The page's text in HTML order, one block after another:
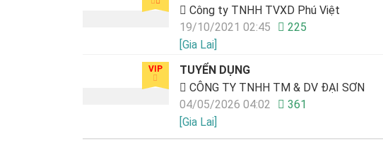
Công ty TNHH TVXD Phú Việt
19/10/2021 02:45
225
[Gia Lai]
VIP
TUYỂN DỤNG
CÔNG TY TNHH TM & DV ĐẠI SƠN
04/05/2026 04:02
361
[Gia Lai]